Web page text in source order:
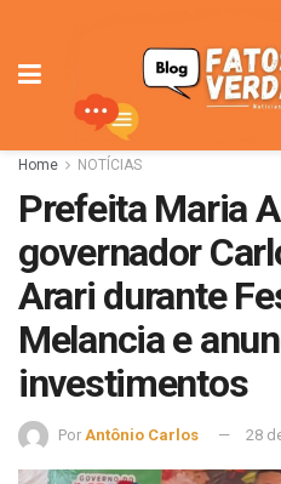
Home NOTÍCIAS
Prefeita Maria
governador
Arari durante
Melancia e
investimentos
Por Antônio Carlos 28